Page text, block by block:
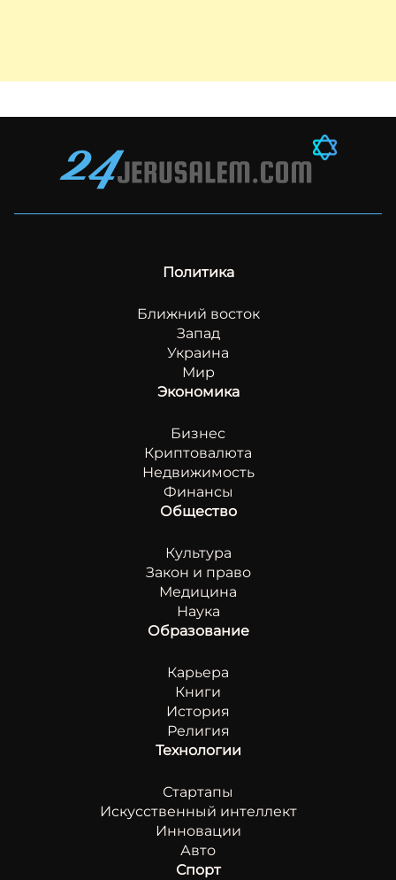
Политика
Ближний восток
Запад
Украина
Мир
Экономика
Бизнес
Криптовалюта
Недвижимость
Финансы
Общество
Культура
Закон и право
Медицина
Наука
Образование
Карьера
Книги
История
Религия
Технологии
Стартапы
Искусственный интеллект
Инновации
Авто
Спорт